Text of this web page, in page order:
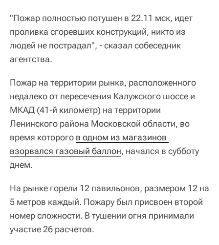
"Пожар полностью потушен в 22.11 мск, идет
проливка сгоревших конструкций, никто из
людей не пострадал", - сказал собеседник
агентства.
Пожар на территории рынка, расположенного
недалеко от пересечения Калужского шоссе и
МКАД (41-й километр) на территории
Ленинского района Московской области, во
время которого в одном из магазинов
взорвался газовый баллон, начался в субботу
днем.
На рынке горели 12 павильонов, размером 12 на
5 метров каждый. Пожару был присвоен второй
номер сложности. В тушении огня принимали
участие 26 расчетов.